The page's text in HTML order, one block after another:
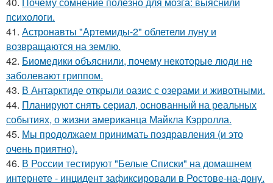
психологи.
41. Астронавты "Артемиды-2" облетели луну и
возвращаются на землю.
42. Биомедики объяснили, почему некоторые люди не
заболевают гриппом.
43. В Антарктиде открыли оазис с озерами и животными.
44. Планируют снять сериал, основанный на реальных
событиях, о жизни американца Майкла Кэрролла.
45. Мы продолжаем принимать поздравления (и это
очень приятно).
46. В России тестируют "Белые Списки" на домашнем
интернете - инцидент зафиксировали в Ростове-на-дону.